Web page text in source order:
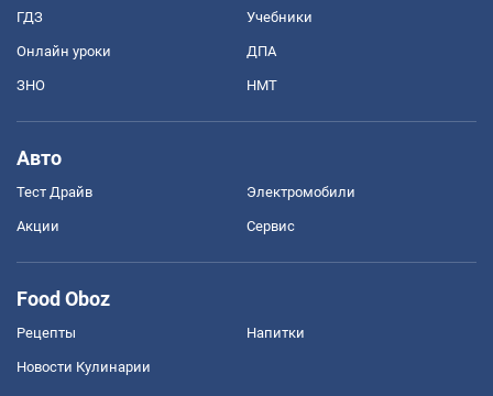
ГДЗ Учебники
Онлайн уроки ДПА
ЗНО НМТ
Авто
Тест Драйв Электромобили
Акции Сервис
Food Oboz
Рецепты Напитки
Новости Кулинарии